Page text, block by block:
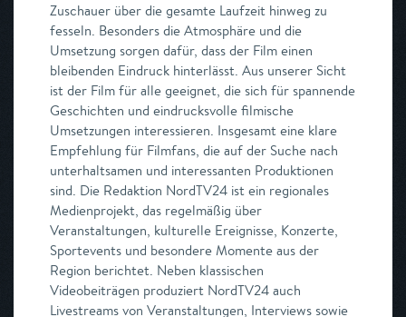
Zuschauer über die gesamte Laufzeit hinweg zu
fesseln. Besonders die Atmosphäre und die
Umsetzung sorgen dafür, dass der Film einen
bleibenden Eindruck hinterlässt. Aus unserer Sicht
ist der Film für alle geeignet, die sich für spannende
Geschichten und eindrucksvolle filmische
Umsetzungen interessieren. Insgesamt eine klare
Empfehlung für Filmfans, die auf der Suche nach
unterhaltsamen und interessanten Produktionen
sind. Die Redaktion NordTV24 ist ein regionales
Medienprojekt, das regelmäßig über
Veranstaltungen, kulturelle Ereignisse, Konzerte,
Sportevents und besondere Momente aus der
Region berichtet. Neben klassischen
Videobeiträgen produziert NordTV24 auch
Livestreams von Veranstaltungen, Interviews sowie